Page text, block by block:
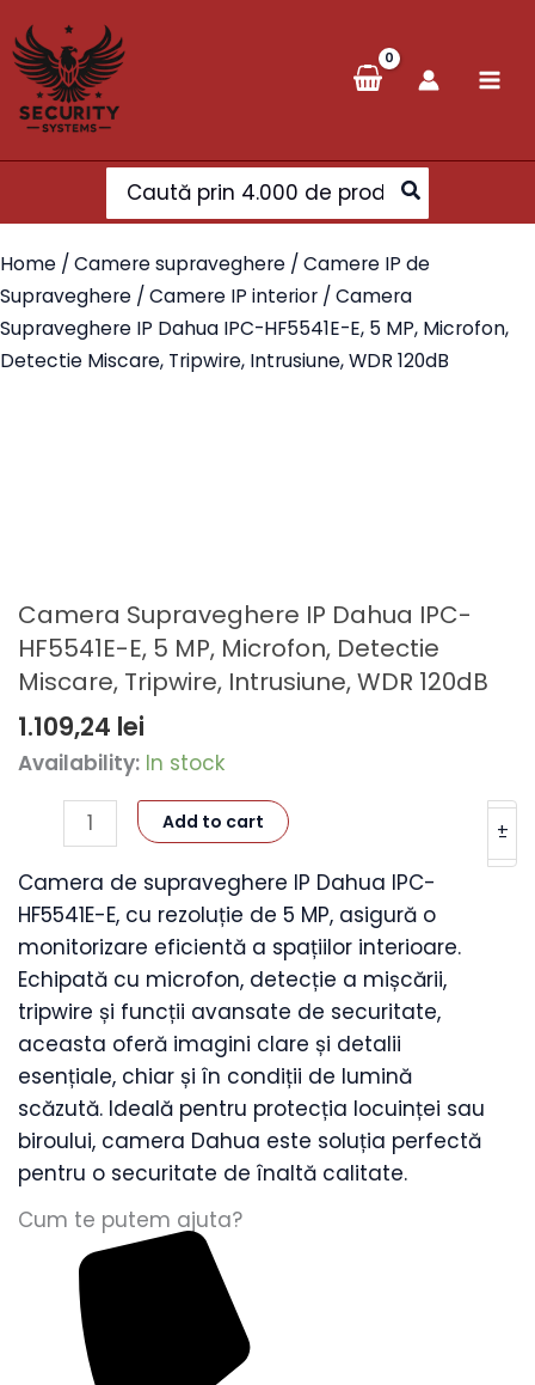
to
content
Search
for:
Home / Camere supraveghere / Camere IP de
Supraveghere / Camere IP interior / Camera
Supraveghere IP Dahua IPC-HF5541E-E, 5 MP, Microfon,
Detectie Miscare, Tripwire, Intrusiune, WDR 120dB
Camera Supraveghere IP Dahua IPC-
HF5541E-E, 5 MP, Microfon, Detectie
Miscare, Tripwire, Intrusiune, WDR 120dB
1.109,24 lei
Availability: In stock
-
Camera
Supraveghere
IPC-
HF5541E-
E,
5
MP,
Microfon,
Detectie
Miscare,
Tripwire,
Intrusiune,
WDR
quantity
+
Add to cart
Camera de supraveghere IP Dahua IPC-
HF5541E-E, cu rezoluție de 5 MP, asigură o
monitorizare eficientă a spațiilor interioare.
Echipată cu microfon, detecție a mișcării,
tripwire și funcții avansate de securitate,
aceasta oferă imagini clare și detalii
esențiale, chiar și în condiții de lumină
scăzută. Ideală pentru protecția locuinței sau
biroului, camera Dahua este soluția perfectă
pentru o securitate de înaltă calitate.
Cum te putem ajuta?